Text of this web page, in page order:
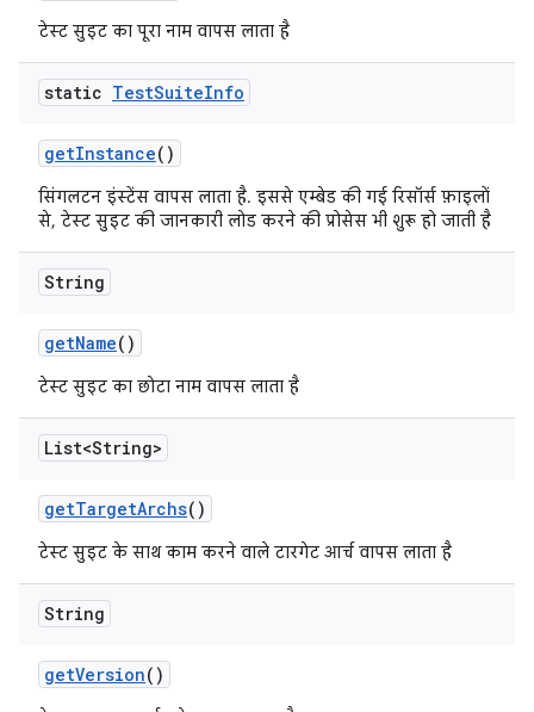
टेस्ट सुइट का पूरा नाम वापस लाता है
static TestSuiteInfo
getInstance()
सिंगलटन इंस्टेंस वापस लाता है. इससे एम्बेड की गई रिसॉर्स फ़ाइलों
से, टेस्ट सुइट की जानकारी लोड करने की प्रोसेस भी शुरू हो जाती है
String
getName()
टेस्ट सुइट का छोटा नाम वापस लाता है
List<String>
getTargetArchs()
टेस्ट सुइट के साथ काम करने वाले टारगेट आर्च वापस लाता है
String
getVersion()